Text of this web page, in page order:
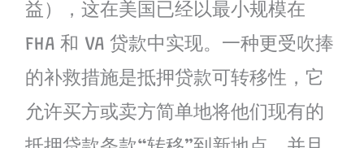
益），这在美国已经以最小规模在
FHA 和 VA 贷款中实现。一种更受吹捧
的补救措施是抵押贷款可转移性，它
允许买方或卖方简单地将他们现有的